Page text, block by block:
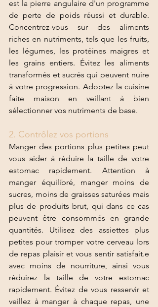
est la pierre angulaire d'un programme
de perte de poids réussi et durable.
Concentrez-vous sur des aliments
riches en nutriments, tels que les fruits,
les légumes, les protéines maigres et
les grains entiers. Évitez les aliments
transformés et sucrés qui peuvent nuire
à votre progression. Adoptez la cuisine
faite maison en veillant à bien
sélectionner vos nutriments de base.
2. Contrôlez vos portions
Manger des portions plus petites peut
vous aider à réduire la taille de votre
estomac rapidement. Attention à
manger équilibré, manger moins de
sucres, moins de graisses saturées mais
plus de produits brut, qui dans ce cas
peuvent être consommés en grande
quantités. Utilisez des assiettes plus
petites pour tromper votre cerveau lors
de repas plaisir et vous sentir satisfait.e
avec moins de nourriture, ainsi vous
réduirez la taille de votre estomac
rapidement. Évitez de vous resservir et
veillez à manger à chaque repas, une